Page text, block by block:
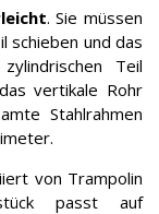
. Sie müssen
schieben und das
Teil
vertikale Rohr
Stahlrahmen
von Trampolin
passt auf